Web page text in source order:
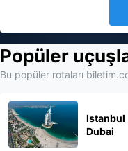
Popüler
Bu popüler rotaları
Istanbul
Dubai